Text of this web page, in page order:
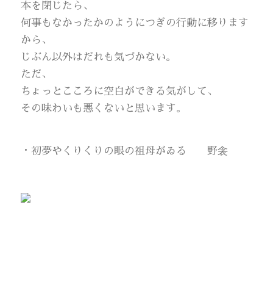
本を閉じたら、
何事もなかったかのようにつぎの行動に移ります
から、
じぶん以外はだれも気づかない。
ただ、
ちょっとこころに空白ができる気がして、
その味わいも悪くないと思います。
・初夢やくりくりの眼の祖母がゐる 野衾